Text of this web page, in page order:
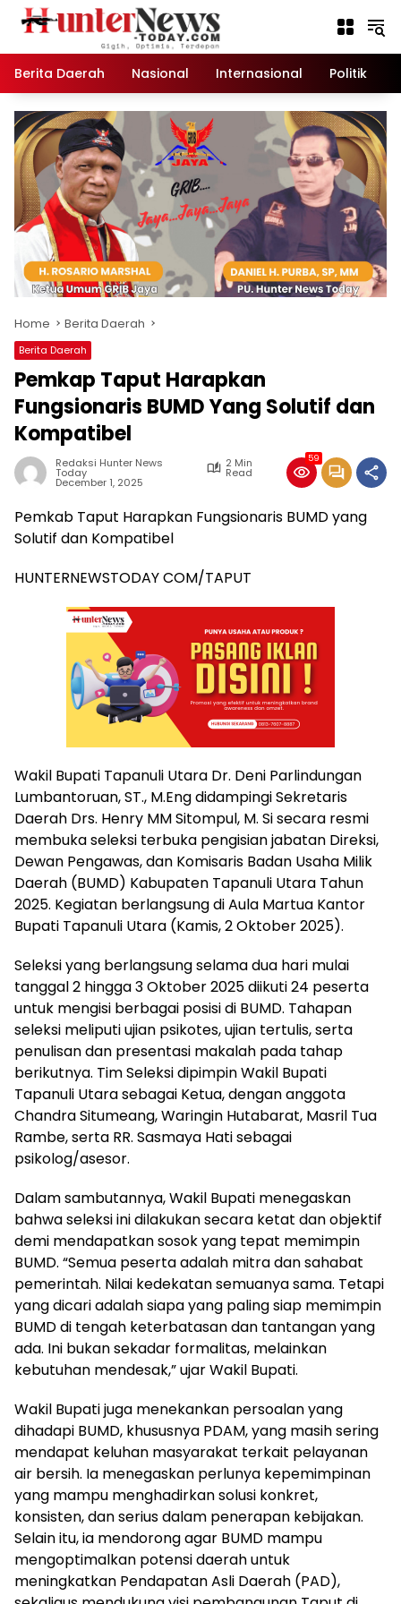
Berita Daerah
Nasional Internasional Politik
Home Berita Daerah
Berita Daerah
Pemkap Taput Harapkan
Fungsionaris BUMD Yang Solutif dan
Kompatibel
Redaksi Hunter News
Today
2 Min
Read
December 1, 2025
59
Pemkab Taput Harapkan Fungsionaris BUMD yang
Solutif dan Kompatibel
HUNTERNEWSTODAY COM/TAPUT
Wakil Bupati Tapanuli Utara Dr. Deni Parlindungan
Lumbantoruan, ST., M.Eng didampingi Sekretaris
Daerah Drs. Henry MM Sitompul, M. Si secara resmi
membuka seleksi terbuka pengisian jabatan Direksi,
Dewan Pengawas, dan Komisaris Badan Usaha Milik
Daerah (BUMD) Kabupaten Tapanuli Utara Tahun
2025. Kegiatan berlangsung di Aula Martua Kantor
Bupati Tapanuli Utara (Kamis, 2 Oktober 2025).
Seleksi yang berlangsung selama dua hari mulai
tanggal 2 hingga 3 Oktober 2025 diikuti 24 peserta
untuk mengisi berbagai posisi di BUMD. Tahapan
seleksi meliputi ujian psikotes, ujian tertulis, serta
penulisan dan presentasi makalah pada tahap
berikutnya. Tim Seleksi dipimpin Wakil Bupati
Tapanuli Utara sebagai Ketua, dengan anggota
Chandra Situmeang, Waringin Hutabarat, Masril Tua
Rambe, serta RR. Sasmaya Hati sebagai
psikolog/asesor.
Dalam sambutannya, Wakil Bupati menegaskan
bahwa seleksi ini dilakukan secara ketat dan objektif
demi mendapatkan sosok yang tepat memimpin
BUMD. “Semua peserta adalah mitra dan sahabat
pemerintah. Nilai kedekatan semuanya sama. Tetapi
yang dicari adalah siapa yang paling siap memimpin
BUMD di tengah keterbatasan dan tantangan yang
ada. Ini bukan sekadar formalitas, melainkan
kebutuhan mendesak,” ujar Wakil Bupati.
Wakil Bupati juga menekankan persoalan yang
dihadapi BUMD, khususnya PDAM, yang masih sering
mendapat keluhan masyarakat terkait pelayanan
air bersih. Ia menegaskan perlunya kepemimpinan
yang mampu menghadirkan solusi konkret,
konsisten, dan serius dalam penerapan kebijakan.
Selain itu, ia mendorong agar BUMD mampu
mengoptimalkan potensi daerah untuk
meningkatkan Pendapatan Asli Daerah (PAD),